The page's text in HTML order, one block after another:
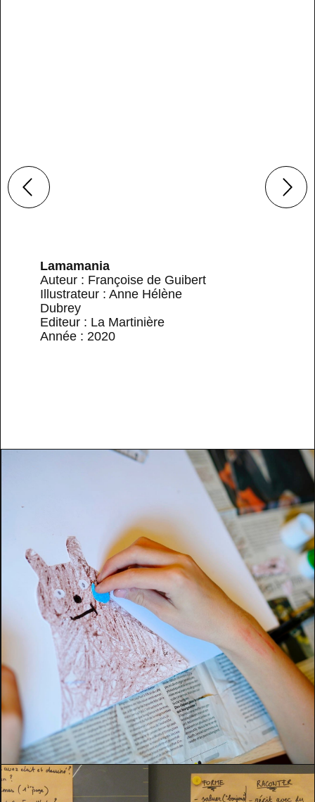
Lamamania
Auteur : Françoise de Guibert
Illustrateur : Anne Hélène
Dubrey
Editeur : La Martinière
Année : 2020